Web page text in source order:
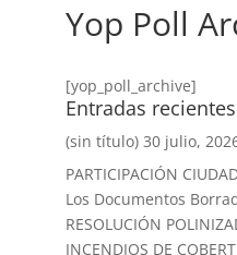
Yop Poll
[yop_poll_archive]
Entradas recientes
(sin título) 30 julio,
PARTICIPACIÓN
Los Documentos
RESOLUCIÓN
INCENDIOS DE